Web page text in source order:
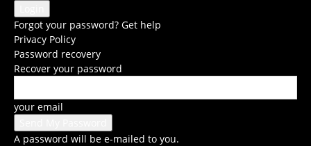
Forgot your password? Get help
Privacy Policy
Password recovery
Recover your password
your email
A password will be e-mailed to you.